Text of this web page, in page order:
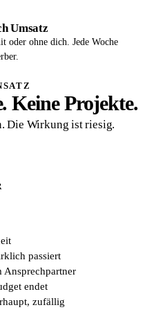
Umsatz
oder ohne dich. Jede Woche
Keine Projekte.
Die Wirkung ist riesig.
passiert
Ansprechpartner
endet
zufällig